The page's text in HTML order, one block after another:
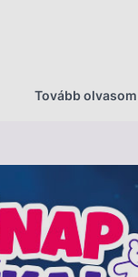
ki a többieket a
akciókártyát is
úgy, hogy
többi játékostól.
Tovább olvasom